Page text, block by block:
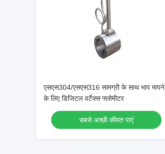
एसएस304/एसएस316 सामग्री के साथ भाप मापने
के लिए डिजिटल वर्टेक्स फ्लोमीटर
सबसे अच्छी कीमत पाएं